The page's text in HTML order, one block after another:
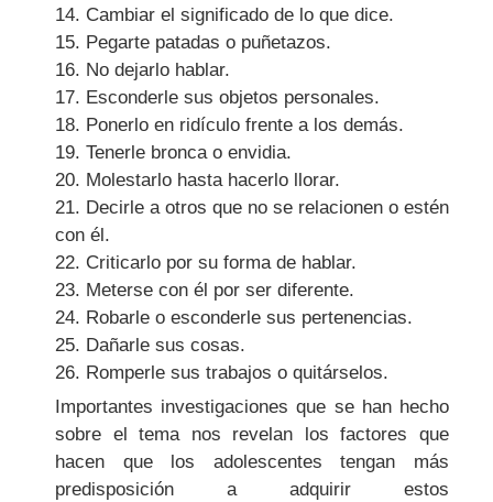
14. Cambiar el significado de lo que dice.
15. Pegarte patadas o puñetazos.
16. No dejarlo hablar.
17. Esconderle sus objetos personales.
18. Ponerlo en ridículo frente a los demás.
19. Tenerle bronca o envidia.
20. Molestarlo hasta hacerlo llorar.
21. Decirle a otros que no se relacionen o estén
con él.
22. Criticarlo por su forma de hablar.
23. Meterse con él por ser diferente.
24. Robarle o esconderle sus pertenencias.
25. Dañarle sus cosas.
26. Romperle sus trabajos o quitárselos.
Importantes investigaciones que se han hecho
sobre el tema nos revelan los factores que
hacen que los adolescentes tengan más
predisposición a adquirir estos